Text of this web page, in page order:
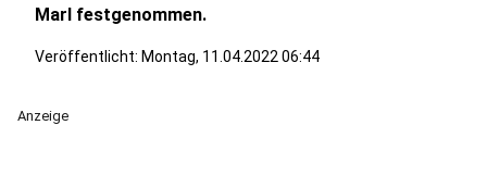
Marl festgenommen.
Veröffentlicht: Montag, 11.04.2022 06:44
Anzeige